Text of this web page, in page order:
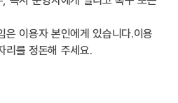
은 이용자 본인에게 있습니다.이용
리를 정돈해 주세요.